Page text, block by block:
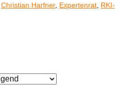
Christian Harfner, Expertenrat RKI-